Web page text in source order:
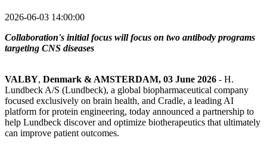
2026-06-03 14:00:00
Collaboration's initial focus will focus on two antibody programs
targeting CNS diseases
VALBY, Denmark & AMSTERDAM, 03 June 2026 - H.
Lundbeck A/S (Lundbeck), a global biopharmaceutical company
focused exclusively on brain health, and Cradle, a leading AI
platform for protein engineering, today announced a partnership to
help Lundbeck discover and optimize biotherapeutics that ultimately
can improve patient outcomes.